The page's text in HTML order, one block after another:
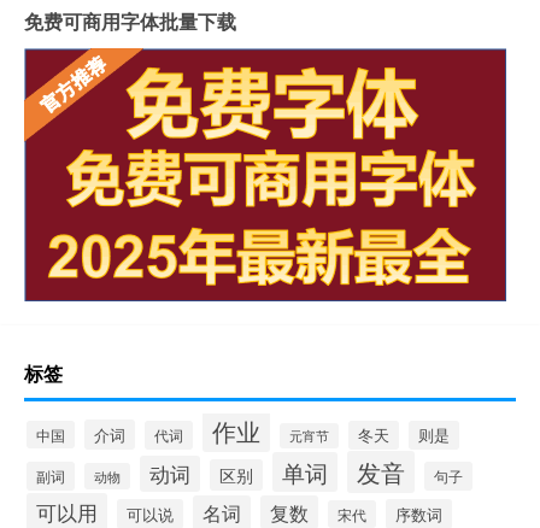
免费可商用字体批量下载
标签
中国 介词 代词 作业 元宵节 冬天
则是
副词
动物 动词 区别 单词 发音 句子
可以用 可以说 名词 复数 宋代
序数词